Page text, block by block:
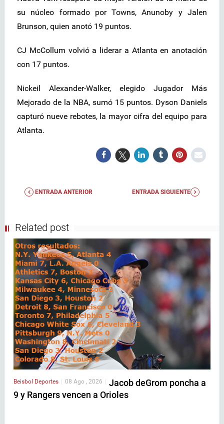
su núcleo formado por Towns, Anunoby y Jalen
Brunson, quien anotó 19 puntos.
CJ McCollum volvió a liderar a Atlanta en anotación
con 17 puntos.
Nickeil Alexander-Walker, elegido Jugador Más
Mejorado de la NBA, sumó 15 puntos. Dyson Daniels
capturó nueve rebotes, la mayor cifra del equipo para
Atlanta.
ENTRADA ANTERIOR ENTRADA SIGUIENTE
Related post
Beisbol Deportes 08 Ago , 2026
Jacob deGrom poncha a
9 y Rangers vencen a Orioles